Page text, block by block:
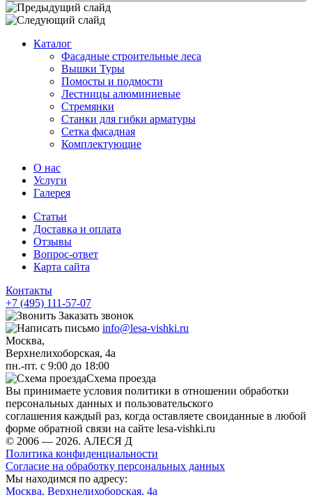
Каталог
Фасадные строительные леса
Вышки Туры
Помосты и подмости
Лестницы алюминиевые
Стремянки
Cтанки для гибки арматуры
Сетка фасадная
Комплектующие
О нас
Услуги
Галерея
Статьи
Доставка и оплата
Отзывы
Вопрос-ответ
Карта сайта
Контакты
+7 (495) 111-57-07
Заказать звонок
info@lesa-vishki.ru
Москва,
Верхнелихоборская, 4а
пн.-пт. с 9:00 до 18:00
Схема проезда
Вы принимаете условия политики в отношении обработки
персональных данных и пользовательского
соглашения каждый раз, когда оставляете своиданные в любой
форме обратной связи на сайте lesa-vishki.ru
© 2006 — 2026. АЛЕСЯ Д
Политика конфиденциальности
Согласие на обработку персональных данных
Мы находимся по адресу:
Москва, Верхнелихоборская, 4а